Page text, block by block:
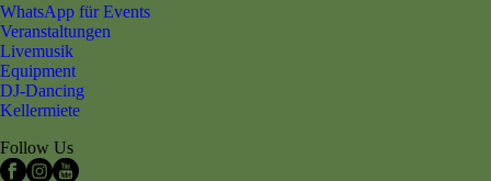
WhatsApp für Events
Veranstaltungen
Livemusik
Equipment
DJ-Dancing
Kellermiete
Follow Us